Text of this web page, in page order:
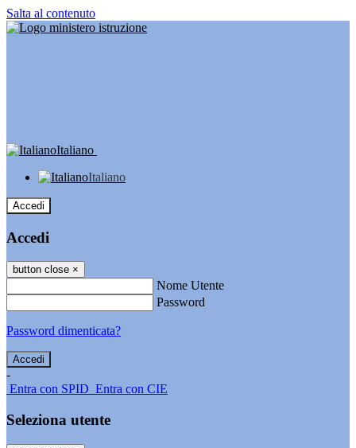
Salta al contenuto
Italiano
Italiano
Accedi
Accedi
button close ×
Nome Utente
Password
Password dimenticata?
-
Entra con SPID Entra con CIE
Seleziona utente